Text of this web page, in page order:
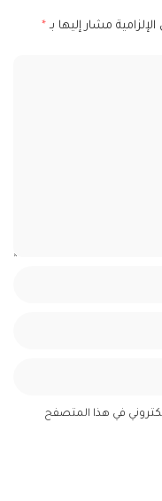
مشار إليها بـ *
في هذا المتصفح